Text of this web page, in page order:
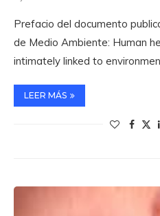
Prefacio del documento
de Medio Ambiente: Human
intimately linked to
LEER MÁS